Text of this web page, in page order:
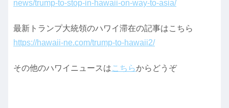
news/trump-to-stop-in-hawaii-on-way-to-asia/
最新トランプ大統領のハワイ滞在の記事はこちら
https://hawaii-ne.com/trump-to-hawaii2/
その他のハワイニュースはこちらからどうぞ